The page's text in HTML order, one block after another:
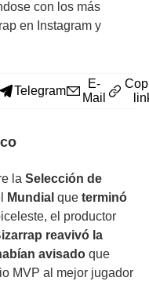
con los más
en Instagram y
Telegram
E-
Mail
la Selección de
Mundial que terminó
el productor
reavivó la
avisado que
MVP al mejor jugador